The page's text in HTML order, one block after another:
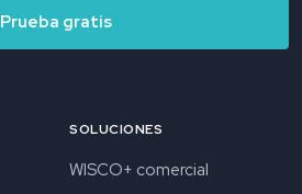
Prueba gratis
SOLUCIONES
WISCO+ comercial